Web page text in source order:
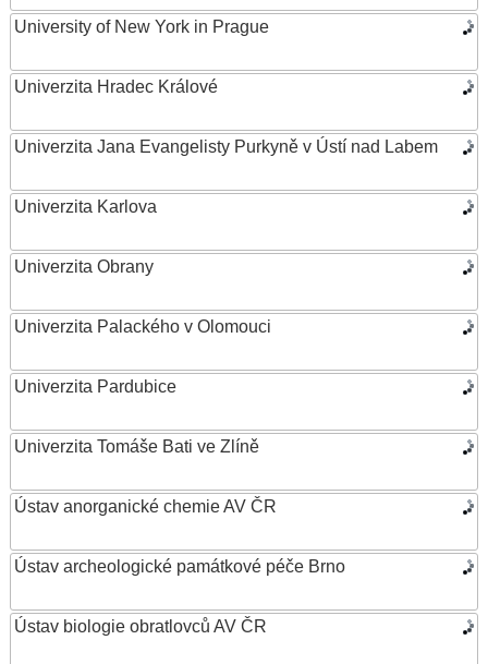
University of New York in Prague
Univerzita Hradec Králové
Univerzita Jana Evangelisty Purkyně v Ústí nad Labem
Univerzita Karlova
Univerzita Obrany
Univerzita Palackého v Olomouci
Univerzita Pardubice
Univerzita Tomáše Bati ve Zlíně
Ústav anorganické chemie AV ČR
Ústav archeologické památkové péče Brno
Ústav biologie obratlovců AV ČR